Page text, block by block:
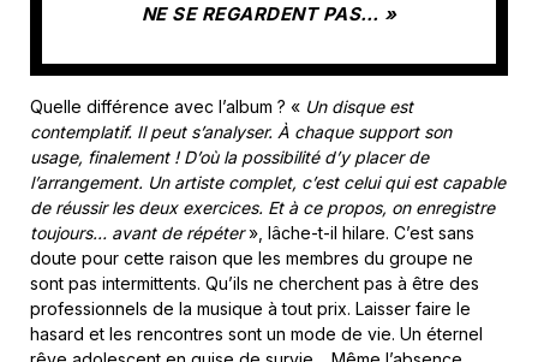
NE SE REGARDENT PAS… »
Quelle différence avec l’album ? « Un disque est
contemplatif. Il peut s’analyser. À chaque support son
usage, finalement ! D’où la possibilité d’y placer de
l’arrangement. Un artiste complet, c’est celui qui est capable
de réussir les deux exercices. Et à ce propos, on enregistre
toujours… avant de répéter», lâche-t-il hilare. C’est sans
doute pour cette raison que les membres du groupe ne
sont pas intermittents. Qu’ils ne cherchent pas à être des
professionnels de la musique à tout prix. Laisser faire le
hasard et les rencontres sont un mode de vie. Un éternel